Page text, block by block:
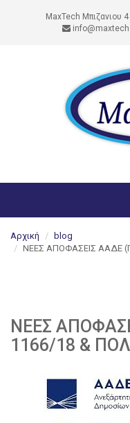
MaxTech Μπιζανιου 4
Αρχική
blog
ΝΕΕΣ ΑΠΟΦΑΣΕΙΣ ΑΑΔΕ
ΝΕΕΣ
1166/18 &